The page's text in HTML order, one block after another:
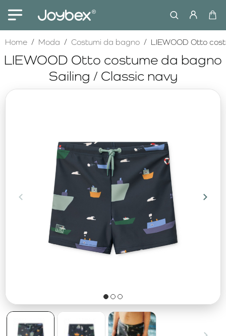
LIEWOOD Otto costume da bagno
Sailing / Classic navy
HomehomeModa Costumi da bagno LIEWOOD Otto